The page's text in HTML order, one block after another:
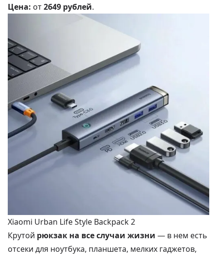
Цена: от2649 рублей.
Xiaomi Urban Life Style Backpack 2
Крутой рюкзак на все случаи жизни — в нем есть
отсеки для ноутбука, планшета, мелких гаджетов,